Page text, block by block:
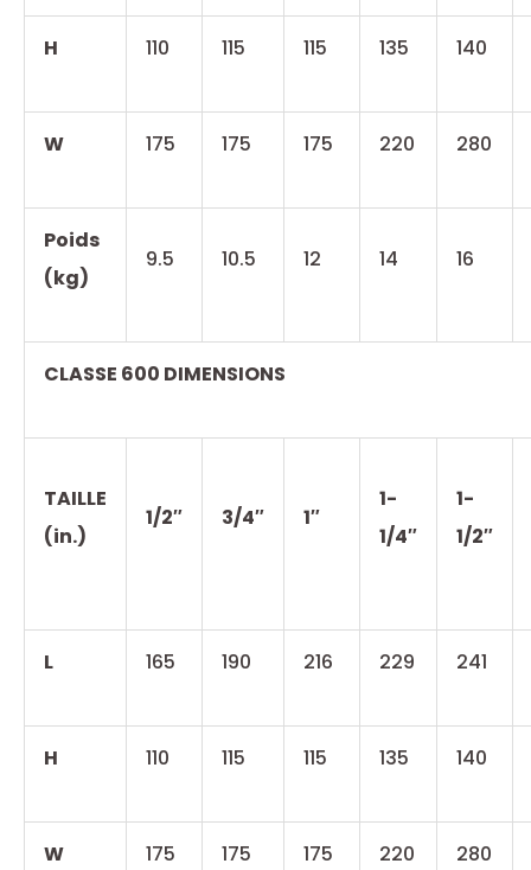
H 110 115 115 135 140
W 175 175 175 220 280
Poids
(kg)
9.5 10.5 12 14 16
CLASSE 600 DIMENSIONS
TAILLE
(in.)
1/2″ 3/4″ 1″
1-
1/4″
1-
1/2″
L 165 190 216 229 241
H 110 115 115 135 140
W 175 175 175 220 280